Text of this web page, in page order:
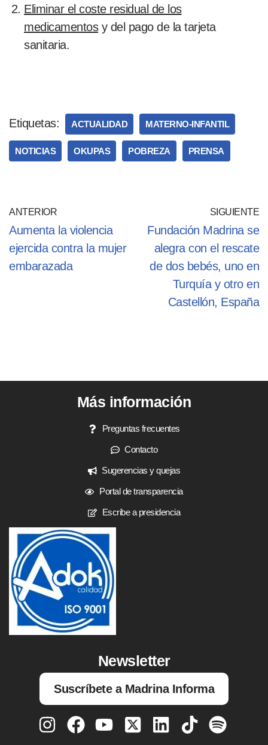
Eliminar el coste residual de los
medicamentosy del pago de la tarjeta
sanitaria.
Etiquetas: ACTUALIDAD MATERNO-INFANTIL
NOTICIAS OKUPAS POBREZA PRENSA
ANTERIOR
Aumenta la violencia
ejercida contra la mujer
embarazada
SIGUIENTE
Fundación Madrina se
alegra con el rescate
de dos bebés, uno en
Turquía y otro en
Castellón, España
Más información
Preguntas frecuentes
Contacto
Sugerencias y quejas
Portal de transparencia
Escribe a presidencia
Newsletter
Suscríbete a Madrina Informa